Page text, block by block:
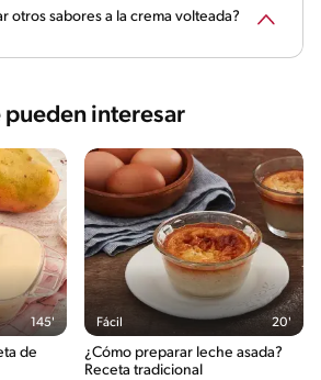
otros sabores a la crema volteada?
pueden interesar
145'
de
Fácil 20'
¿Cómo preparar leche asada?
Receta tradicional